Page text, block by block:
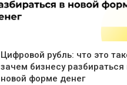
Цифровой рубль: что это
зачем бизнесу разбираться
новой форме денег